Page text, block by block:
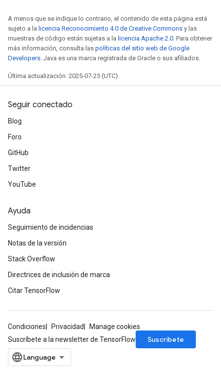
A menos que se indique lo contrario, el contenido de esta página está
sujeto a la licencia Reconocimiento 4.0 de Creative Commons y las
muestras de código están sujetas a la licencia Apache 2.0 . Para obtener
más información, consulta las políticas del sitio web de Google
Developers . Java es una marca registrada de Oracle o sus afiliados.
Última actualización: 2025-07-25 (UTC).
Seguir conectado
Blog
Foro
GitHub
Twitter
YouTube
Ayuda
Seguimiento de incidencias
Notas de la versión
Stack Overflow
Directrices de inclusión de marca
Citar TensorFlow
Condiciones Privacidad
Manage cookies
Suscríbete a la newsletter de TensorFlow
Suscríbete